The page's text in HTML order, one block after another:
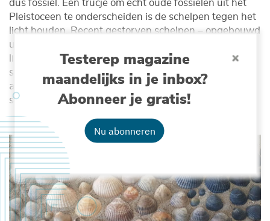
Testerep magazine
maandelijks in je inbox?
Abonneer je gratis!
Nu abonneren
dus fossiel. Een trucje om echt oude fossielen uit het
Pleistoceen te onderscheiden is de schelpen tegen het
licht houden. Recent gestorven schelpen – opgebouwd
uit calciet en aragoniet – blijven altijd nog een beetje
lichtdoorlatend. Bij echte fossielen daarentegen is de
schelpsamenstelling gewijzigd en de schelp zwaarder:
al het aragoniet is omgezet in calciet, waardoor de
schelp zijn transparantie verliest.